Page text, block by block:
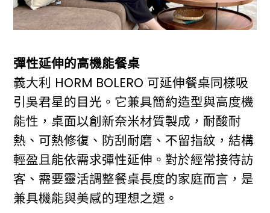
彈性延伸的高機能餐桌
義大利 HORM BOLERO 可延伸餐桌同樣吸
引吳君星的目光。它兼具簡約造型與高度機
能性，桌面以創新奈米材質製成，耐酸耐
熱、可熱修復、防刮耐磨、不留指紋，結構
輕盈且能依需求彈性延伸。對於經常接待訪
客、需要靈活調整餐桌長度的家庭而言，是
兼具機能與美感的理想之選。